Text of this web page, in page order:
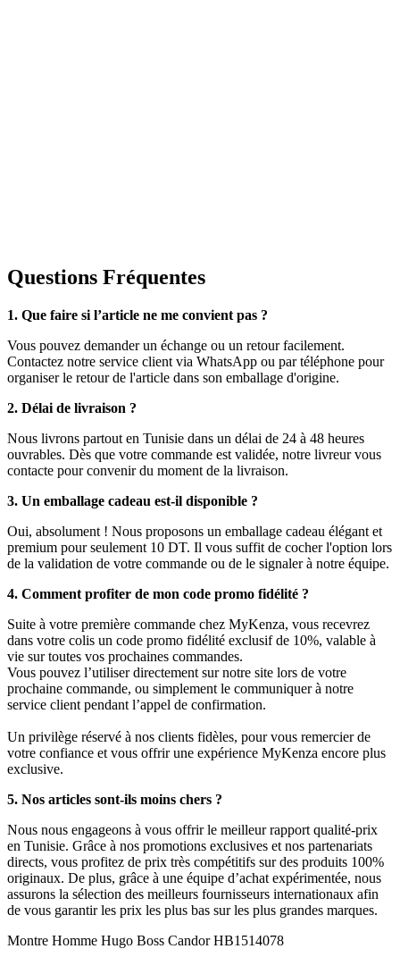
Questions Fréquentes
1. Que faire si l’article ne me convient pas ?
Vous pouvez demander un échange ou un retour facilement.
Contactez notre service client via WhatsApp ou par téléphone pour
organiser le retour de l'article dans son emballage d'origine.
2. Délai de livraison ?
Nous livrons partout en Tunisie dans un délai de 24 à 48 heures
ouvrables. Dès que votre commande est validée, notre livreur vous
contacte pour convenir du moment de la livraison.
3. Un emballage cadeau est-il disponible ?
Oui, absolument ! Nous proposons un emballage cadeau élégant et
premium pour seulement 10 DT. Il vous suffit de cocher l'option lors
de la validation de votre commande ou de le signaler à notre équipe.
4. Comment profiter de mon code promo fidélité ?
Suite à votre première commande chez MyKenza, vous recevrez
dans votre colis un code promo fidélité exclusif de 10%, valable à
vie sur toutes vos prochaines commandes.
Vous pouvez l’utiliser directement sur notre site lors de votre
prochaine commande, ou simplement le communiquer à notre
service client pendant l’appel de confirmation.
Un privilège réservé à nos clients fidèles, pour vous remercier de
votre confiance et vous offrir une expérience MyKenza encore plus
exclusive.
5. Nos articles sont-ils moins chers ?
Nous nous engageons à vous offrir le meilleur rapport qualité-prix
en Tunisie. Grâce à nos promotions exclusives et nos partenariats
directs, vous profitez de prix très compétitifs sur des produits 100%
originaux. De plus, grâce à une équipe d’achat expérimentée, nous
assurons la sélection des meilleurs fournisseurs internationaux afin
de vous garantir les prix les plus bas sur les plus grandes marques.
Montre Homme Hugo Boss Candor HB1514078